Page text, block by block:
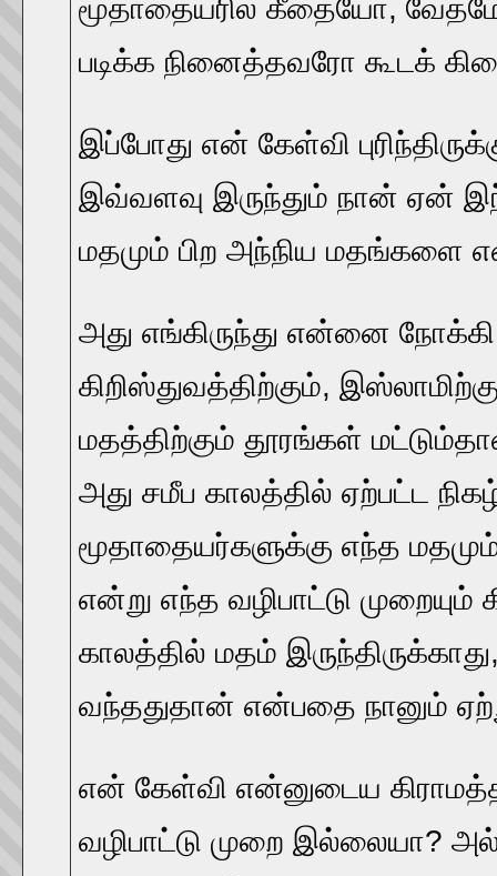
மூதாதையரில் கீதையோ,
படிக்க நினைத்தவரோ கூடக்
இப்போது என் கேள்வி
இவ்வளவு இருந்தும் நான் ஏன்
மதமும் பிற அந்நிய மதங்களை
அது எங்கிருந்து என்னை
கிறிஸ்துவத்திற்கும்,
மதத்திற்கும் தூரங்கள்
அது சமீப காலத்தில் ஏற்பட்ட
மூதாதையர்களுக்கு எந்த
என்று எந்த வழிபாட்டு
காலத்தில் மதம்
வந்ததுதான் என்பதை நானும்
என் கேள்வி என்னுடைய
வழிபாட்டு முறை இல்லையா?